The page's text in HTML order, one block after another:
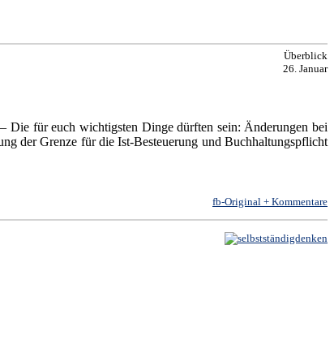
Überblick
26. Januar
Die für euch wichtigsten Dinge dürften sein: Änderungen bei
der Grenze für die Ist-Besteuerung und Buchhaltungspflicht
fb-Original + Kommentare